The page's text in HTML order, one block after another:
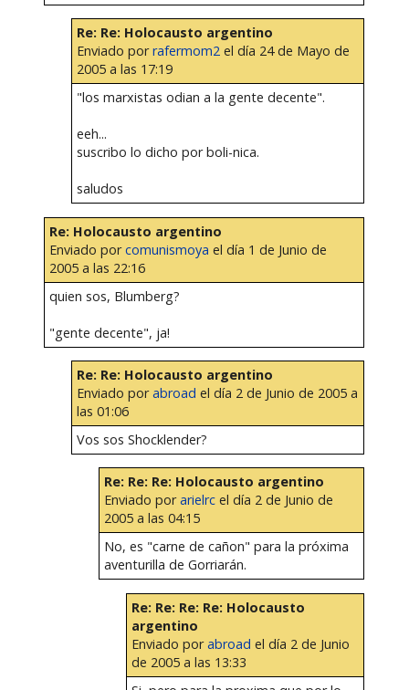
Re: Re: Holocausto argentino
Enviado porrafermom2el día 24 de Mayo de
2005 a las 17:19
"los marxistas odian a la gente decente".
eeh...
suscribo lo dicho por boli-nica.
saludos
Re: Holocausto argentino
Enviado porcomunismoya el día 1 de Junio de
2005 a las 22:16
quien sos, Blumberg?
"gente decente", ja!
Re: Re: Holocausto argentino
Enviado porabroad el día 2 de Junio de 2005 a
las 01:06
Vos sos Shocklender?
Re: Re: Re: Holocausto argentino
Enviado porarielrcel día 2 de Junio de
2005 a las 04:15
No, es "carne de cañon" para la próxima
aventurilla de Gorriarán.
Re: Re: Re: Re: Holocausto
argentino
Enviado porabroad el día 2 de Junio
de 2005 a las 13:33